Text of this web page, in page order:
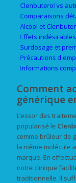
Clenbuterol vs
Comparaisons
Alcool et
Effets
Surdosage et
Précautions
Informations
Comment
générique
L’essor des
popularisé le
comme brûleur de
la même molécule
marque. En
notre clinique
traditionnelle. Il